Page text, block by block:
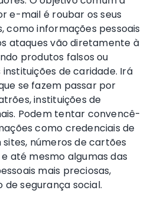
e-mail é roubar os seus
como informações pessoais
ataques vão diretamente à
produtos falsos ou
de caridade. Irá
se fazem passar por
instituições de
Podem tentar convencê-
como credenciais de
números de cartões
até mesmo algumas das
mais preciosas,
de segurança social.